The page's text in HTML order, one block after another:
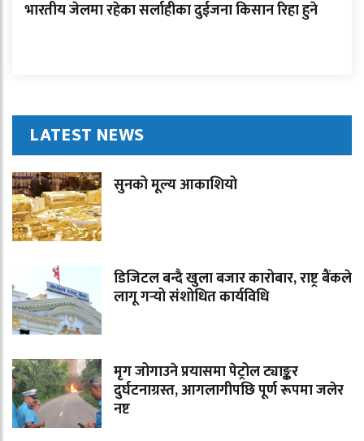
भारतीय जेलमा रहेका सर्लाहीका दुईजना किसान रिहा हुने
LATEST NEWS
सुनको मूल्य आकाशियो
डिजिटल बन्दै खुला बजार कारोबार, राष्ट्र बैंकले
लागू गर्‍यो संशोधित कार्यविधि
मृग जोगाउने प्रयासमा पेट्रोल ट्याङ्कर
दुर्घटनाग्रस्त, आगलागीपछि पूर्ण रूपमा जलेर
नष्ट